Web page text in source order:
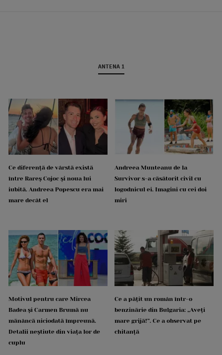
ANTENA 1
Ce diferență de vârstă există
între Rareș Cojoc și noua lui
iubită. Andreea Popescu era mai
mare decât el
Andreea Munteanu de la
Survivor s-a căsătorit civil cu
logodnicul ei. Imagini cu cei doi
miri
Motivul pentru care Mircea
Badea și Carmen Brumă nu
mănâncă niciodată împreună.
Detalii neștiute din viața lor de
cuplu
Ce a pățit un român într-o
benzinărie din Bulgaria: „Aveți
mare grijă!”. Ce a observat pe
chitanță